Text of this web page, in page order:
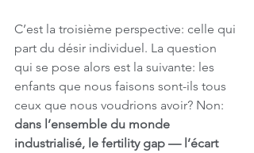
C’est la troisième perspective: celle qui
part du désir individuel. La question
qui se pose alors est la suivante: les
enfants que nous faisons sont-ils tous
ceux que nous voudrions avoir? Non:
dans l’ensemble du monde
industrialisé, le fertility gap — l’écart